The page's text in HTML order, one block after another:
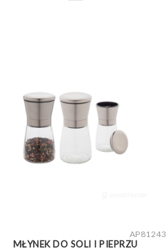
MŁYNEK DO SOLI I PIEPRZU